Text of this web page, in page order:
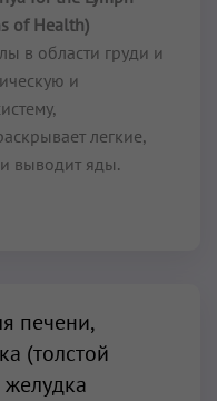
of Health)
в области груди и
и
легкие,
выводит яды.
печени,
(толстой